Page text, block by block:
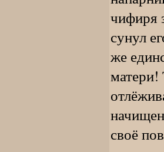
чифиря
сунул
же
матери!
своё